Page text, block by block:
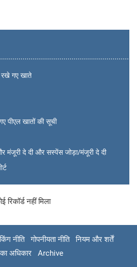
रखे गए खाते
पीएल खातों की सूची
मंजूरी दे दी और सस्पेंस जोड़ा/मंजूरी दे दी
रिकॉर्ड नहीं मिला
नीति गोपनीयता नीति
नियम और शर्तें
अधिकार
Archive